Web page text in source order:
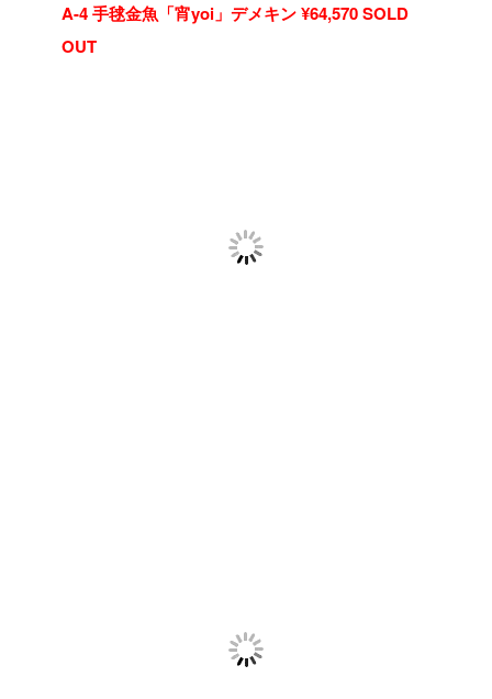
A-4 手毬金魚「宵yoi」デメキン ¥64,570 SOLD
OUT